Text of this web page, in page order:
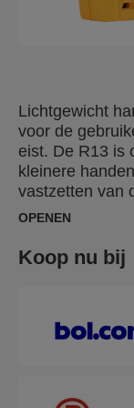
Lichtgewicht
voor de
eist. De R13 is
kleinere
vastzetten van
papier en
slijtonderdelen
OPENEN
Koop nu bij